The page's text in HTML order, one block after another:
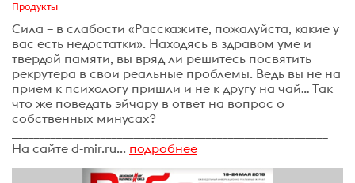
Продукты
Сила – в слабости «Расскажите, пожалуйста, какие у
вас есть недостатки». Находясь в здравом уме и
твердой памяти, вы вряд ли решитесь посвятить
рекрутера в свои реальные проблемы. Ведь вы не на
прием к психологу пришли и не к другу на чай… Так
что же поведать эйчару в ответ на вопрос о
собственных минусах?
На сайте d-mir.ru... подробнее